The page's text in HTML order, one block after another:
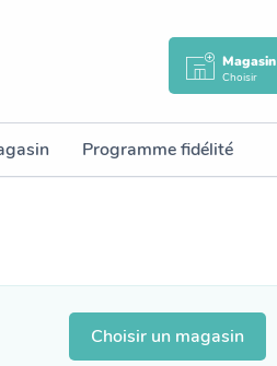
Magasin
Choisir
Programme fidélité
Choisir un magasin